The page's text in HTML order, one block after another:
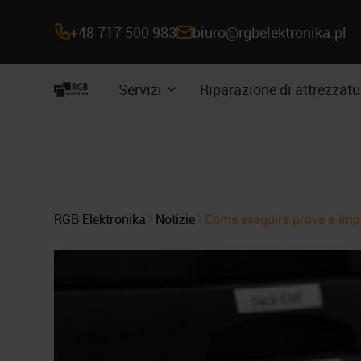
+48 717 500 983 biuro@rgbelektronika.pl
del
Servizi Espandere
Riparazione di
RGB Elektronika Notizie Come eseguire prove a